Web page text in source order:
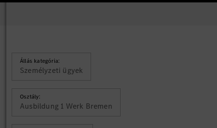
Állás kategória:
Személyzeti ügyek
Osztály:
Ausbildung 1 Werk Bremen